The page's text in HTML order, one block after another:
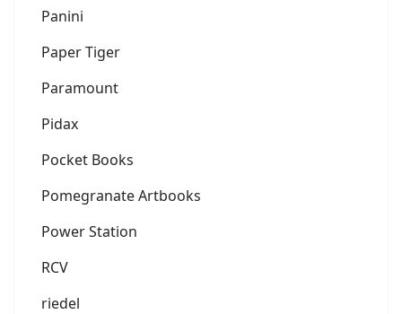
Panini
Paper Tiger
Paramount
Pidax
Pocket Books
Pomegranate Artbooks
Power Station
RCV
riedel